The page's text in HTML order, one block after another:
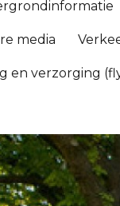
media
en verzorging